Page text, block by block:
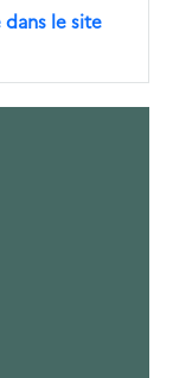
le site